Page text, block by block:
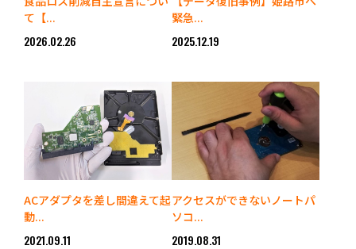
て【...
2026.02.26
緊急...
2025.12.19
ACアダプタを差し間違えて起
動...
2021.09.11
アクセスができないノートパ
ソコ...
2019.08.31